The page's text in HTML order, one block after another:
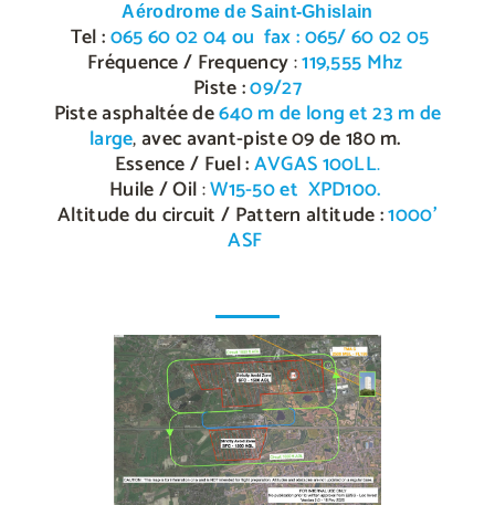
Aérodrome de Saint-Ghislain
Tel :065 60 02 04 ou fax : 065/ 60 02 05
Fréquence / Frequency:119,555 Mhz
Piste :09/27
Piste asphaltée de640 m de longet 23 m de
large,avec avant-piste 09 de 180 m.
Essence / Fuel :AVGAS 100LL.
Huile / Oil:W15-50 et XPD100.
Altitude du circuit / Pattern altitude :1000’
ASF